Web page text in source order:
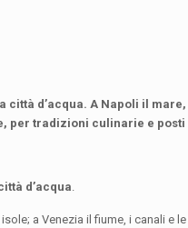
città d’acqua. A Napoli il
per tradizioni culinarie e
d’acqua.
a Venezia il fiume, i canali e